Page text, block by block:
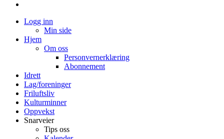
Logg inn
Min side
Hjem
Om oss
Personvernerklæring
Abonnement
Idrett
Lag/foreninger
Friluftsliv
Kulturminner
Oppvekst
Snarveier
Tips oss